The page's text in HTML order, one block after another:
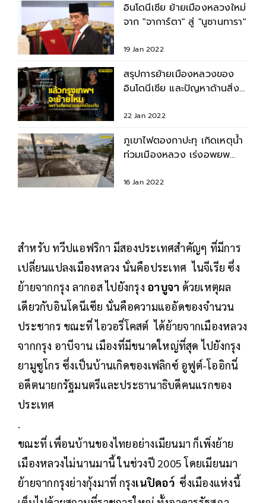
อินโดนีเซีย ย้ายเมืองหลวงใหม่
จาก "จาการ์ตา" สู่ "นูซานทารา"
19 Jan 2022
สรุปการย้ายเมืองหลวงของ
อินโดนีเซีย และปัญหาด้านสิ่ง
22 Jan 2022
ภูเขาไฟตองกาปะทุ เกิดเหตุน้ำ
ท่วมเมืองหลวง เร่งอพยพ
16 Jan 2022
สำหรับ ทวีปแอฟริกา มีสองประเทศสำคัญๆ ที่มีการ
เปลี่ยนแปลงเมืองหลวง นั่นคือประเทศ ไนจีเรีย ซึ่ง
ย้ายจากกรุง ลากอส ไปยังกรุง อาบูจา ด้วยเหตุผล
เดียวกับอินโดนีเซีย นั่นคือความแออัดของจำนวน
ประชากร ขณะที่ ไอวอรี่โคสต์ ได้ย้ายจากเมืองหลวง
จากกรุง อาบีจาน เมืองที่มีขนาดใหญ่ที่สุด ไปยังกรุง
ยามูซูโกร ซึ่งเป็นบ้านเกิดของเฟลิกซ์ อูฟูต์-โออิกนี่
อดีตนายกรัฐมนตรีและประธานาธิบดีคนแรกของ
ประเทศ
.
ขณะที่ เพื่อนบ้านของไทยอย่างเมียนมา ก็เพิ่งย้าย
เมืองหลวงไม่นานมานี้ ในช่วงปี 2005 โดยเมียนมา
ย้ายจากกรุงย่างกุ้งมาที่ กรุงเนปิดอว์ซึ่งเมืองแห่งนี้